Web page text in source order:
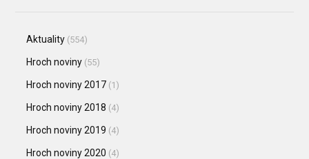
Aktuality (554)
Hroch noviny (55)
Hroch noviny 2017 (1)
Hroch noviny 2018 (4)
Hroch noviny 2019 (4)
Hroch noviny 2020 (4)